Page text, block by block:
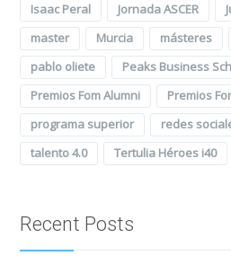
Isaac Peral
Jornada ASCER
master
Murcia másteres
pablo oliete
Peaks Business
Premios Fom Alumni
Premios
programa superior
redes
talento 4.0
Tertulia Héroes i40
Recent Posts